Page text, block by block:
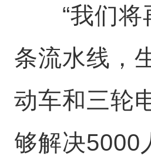
“我们将
条流水线，
动车和三轮
够解决5000